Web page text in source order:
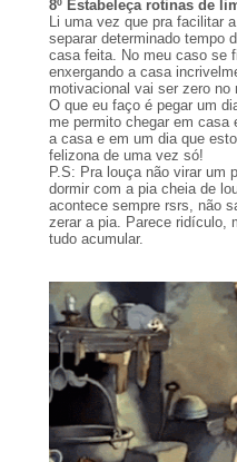
8º Estabeleça rotinas de
Li uma vez que pra facilitar
separar determinado tempo
casa feita. No meu caso se
enxergando a casa
motivacional vai ser zero no
O que eu faço é pegar um
me permito chegar em casa
a casa e em um dia que
felizona de uma vez só!
P.S: Pra louça não virar um
dormir com a pia cheia de
acontece sempre rsrs, não
zerar a pia. Parece ridículo,
tudo acumular.